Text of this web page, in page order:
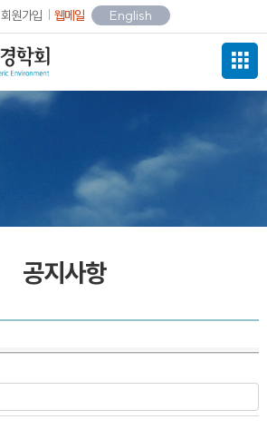
회원가입 웹메일 English
공지사항